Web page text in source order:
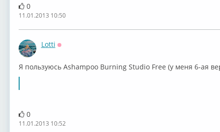
0
11.01.2013 10:50
Lotti
Я пользуюсь Ashampoo Burning Studio Free (у меня 6-ая
0
11.01.2013 10:52